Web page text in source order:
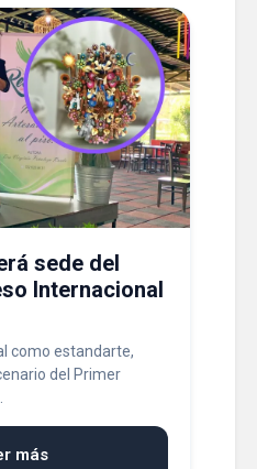
sede del
Internacional
como estandarte,
del Primer
más